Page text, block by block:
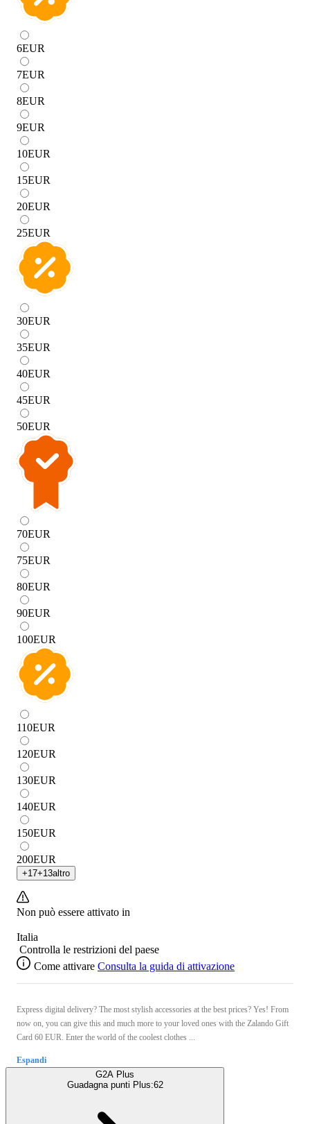
6EUR
7EUR
8EUR
9EUR
10EUR
15EUR
20EUR
25EUR
30EUR
35EUR
40EUR
45EUR
50EUR
70EUR
75EUR
80EUR
90EUR
100EUR
110EUR
120EUR
130EUR
140EUR
150EUR
200EUR
+17+13altro
Non può essere attivato in
Italia
Controlla le restrizioni del paese
Come attivare Consulta la guida di attivazione
Express digital delivery? The most stylish accessories at the best prices? Yes! From
now on, you can give this and much more to your loved ones with the Zalando Gift
Card 60 EUR. Enter the world of the coolest clothes ...
Espandi
G2A Plus
Guadagna punti Plus:62